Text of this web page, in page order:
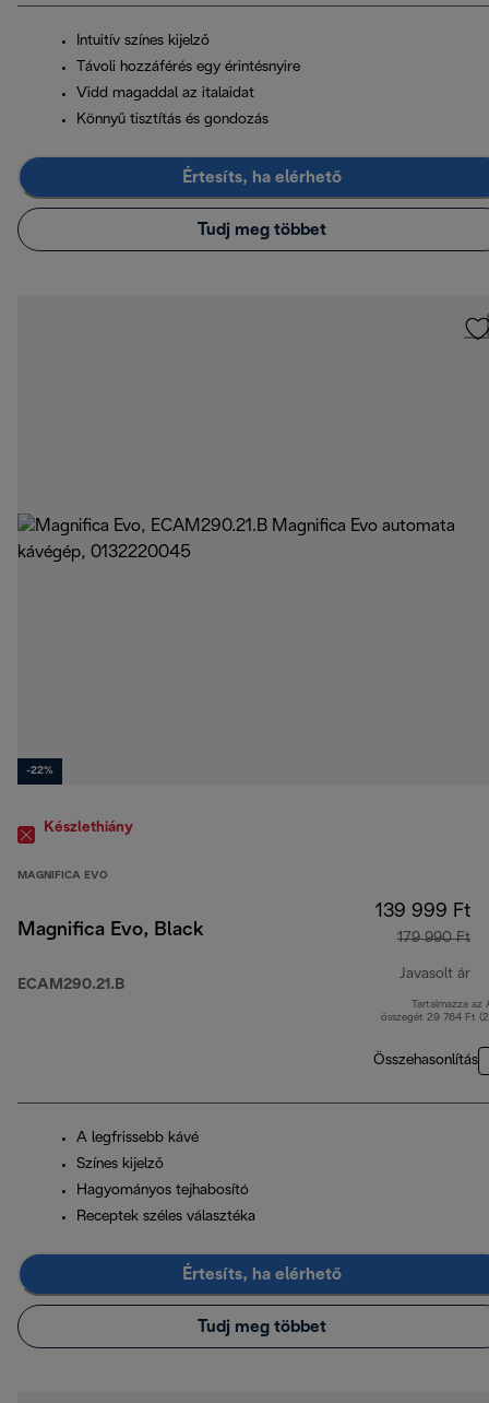
Intuitív színes kijelző
Távoli hozzáférés egy érintésnyire
Vidd magaddal az italaidat
Könnyű tisztítás és gondozás
Értesíts, ha elérhető
Tudj meg többet
-22%
Készlethiány
MAGNIFICA EVO
Magnifica Evo, Black
ECAM290.21.B
139 999 Ft
179 990 Ft
Javasolt ár
Tartalmazza az
összegét 29 764 Ft
Összehasonlítás
A legfrissebb kávé
Színes kijelző
Hagyományos tejhabosító
Receptek széles választéka
Értesíts, ha elérhető
Tudj meg többet